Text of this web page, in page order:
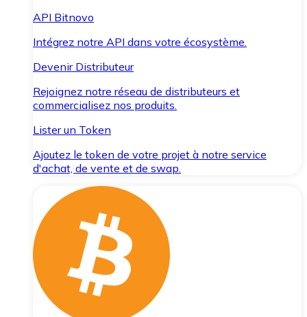
API Bitnovo
Intégrez notre API dans votre écosystème.
Devenir Distributeur
Rejoignez notre réseau de distributeurs et
commercialisez nos produits.
Lister un Token
Ajoutez le token de votre projet à notre service
d'achat, de vente et de swap.